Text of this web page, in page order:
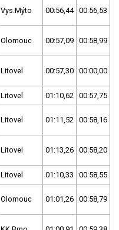
Vys.Mýto 00:56,44 00:56,53
Olomouc 00:57,09 00:58,99
Litovel 00:57,30 00:00,00
Litovel 01:10,62 00:57,75
Litovel 01:11,52 00:58,16
Litovel 01:13,26 00:58,20
Litovel 01:10,33 00:58,55
Olomouc 01:01,26 00:58,79